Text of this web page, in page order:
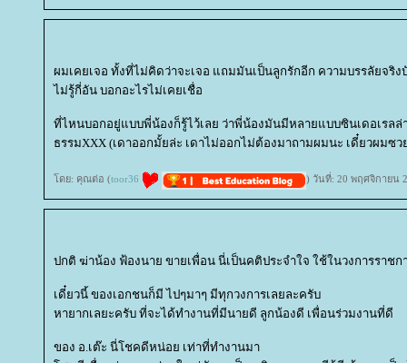
ผมเคยเจอ ทั้งที่ไม่คิดว่าจะเจอ แถมมันเป็นลูกรักอีก ความบรรลัยจริง
ไม่รู้กี่อัน บอกอะไรไม่เคยเชื่อ
ที่ไหนบอกอยู่แบบพี่น้องก็รู้ไว้เลย ว่าพี่น้องมันมีหลายแบบซินเดอเรล
ธรรมXXX (เดาออกมั้ยล่ะ เดาไม่ออกไม่ต้องมาถามผมนะ เดี๋ยวผมซว
ดย: คุณต่อ (toor36 ) วันที่: 20 พฤศจิกายน
ปกติ ฆ่าน้อง ฟ้องนาย ขายเพื่อน นี่เป็นคติประจำใจ ใช้ในวงการราชก
เดี๋ยวนี้ ของเอกชนก็มี ไปๆมาๆ มีทุกวงการเลยละครับ
หายากเลยะครับ ที่จะได้ทำงานที่มีนายดี ลูกน้องดี เพื่อนร่วมงานที่ดี
ของ อ.เต๊ะ นี่โชคดีหน่อย เท่าที่ทำงานมา